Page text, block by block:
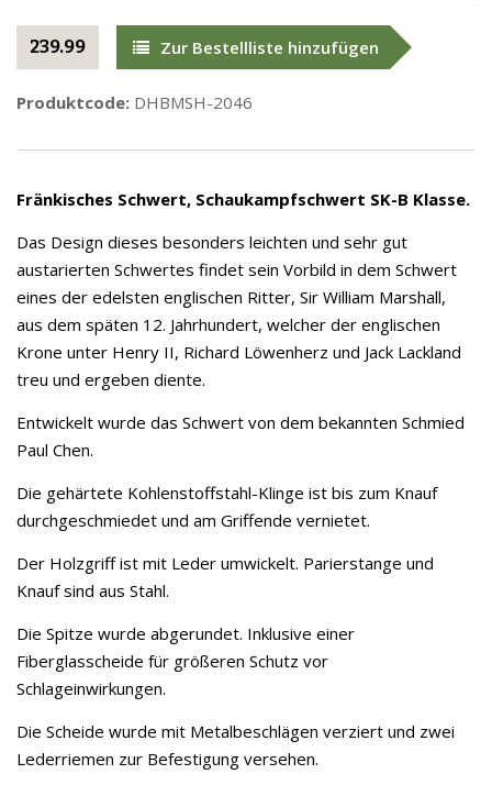
239.99 Zur Bestellliste hinzufügen
Produktcode: DHBMSH-2046
Fränkisches Schwert, Schaukampfschwert SK-B Klasse.
Das Design dieses besonders leichten und sehr gut
austarierten Schwertes findet sein Vorbild in dem Schwert
eines der edelsten englischen Ritter, Sir William Marshall,
aus dem späten 12. Jahrhundert, welcher der englischen
Krone unter Henry II, Richard Löwenherz und Jack Lackland
treu und ergeben diente.
Entwickelt wurde das Schwert von dem bekannten Schmied
Paul Chen.
Die gehärtete Kohlenstoffstahl-Klinge ist bis zum Knauf
durchgeschmiedet und am Griffende vernietet.
Der Holzgriff ist mit Leder umwickelt. Parierstange und
Knauf sind aus Stahl.
Die Spitze wurde abgerundet. Inklusive einer
Fiberglasscheide für größeren Schutz vor
Schlageinwirkungen.
Die Scheide wurde mit Metalbeschlägen verziert und zwei
Lederriemen zur Befestigung versehen.